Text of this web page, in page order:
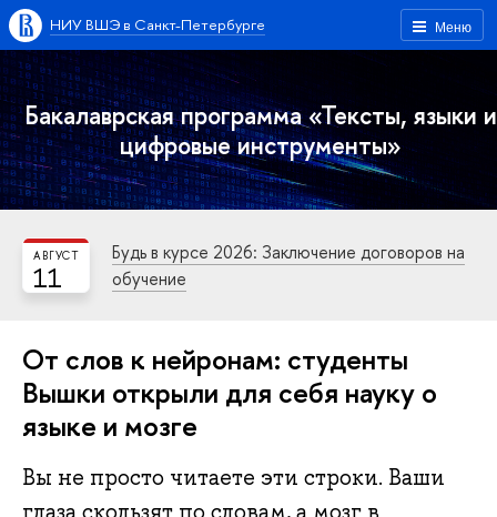
Меню
НИУ ВШЭ в Санкт-Петербурге
Бакалаврская программа «Тексты, языки и
цифровые инструменты»
11
АВГУСТ
Будь в курсе 2026: Заключение договоров на
обучение
От слов к нейронам: студенты
Вышки открыли для себя науку о
языке и мозге
Вы не просто читаете эти строки. Ваши